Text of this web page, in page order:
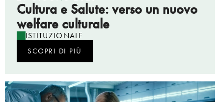
Cultura e Salute: verso un nuovo
welfare culturale
ISTITUZIONALE
SCOPRI DI PIÙ